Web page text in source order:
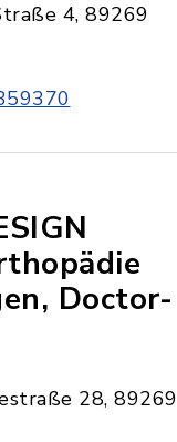
4, 89269
Doctor-
28, 89269